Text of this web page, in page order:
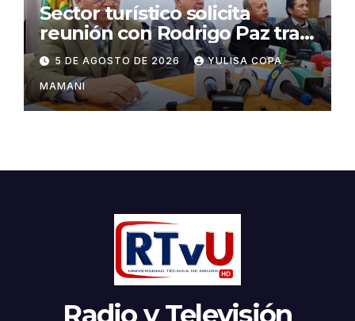
Sector turístico solicita
reunión con Rodrigo Paz tras
cambios en la administración
del turismo
5 DE AGOSTO DE 2026 YULISA COPA
MAMANI